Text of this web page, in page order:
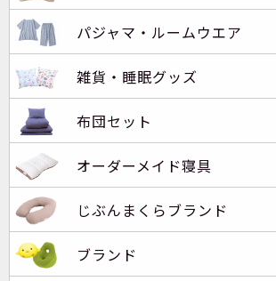
パジャマ・ルームウエア
雑貨・睡眠グッズ
布団セット
オーダーメイド寝具
じぶんまくらブランド
ブランド